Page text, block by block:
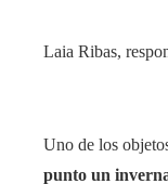
Laia Ribas,
Uno de los
punto un